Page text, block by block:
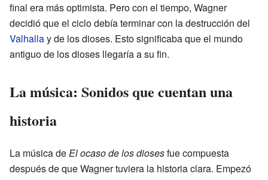
final era más optimista. Pero con el tiempo, Wagner
decidió que el ciclo debía terminar con la destrucción del
Valhallay de los dioses. Esto significaba que el mundo
antiguo de los dioses llegaría a su fin.
La música: Sonidos que cuentan una
historia
La música deEl ocaso de los diosesfue compuesta
después de que Wagner tuviera la historia clara. Empezó